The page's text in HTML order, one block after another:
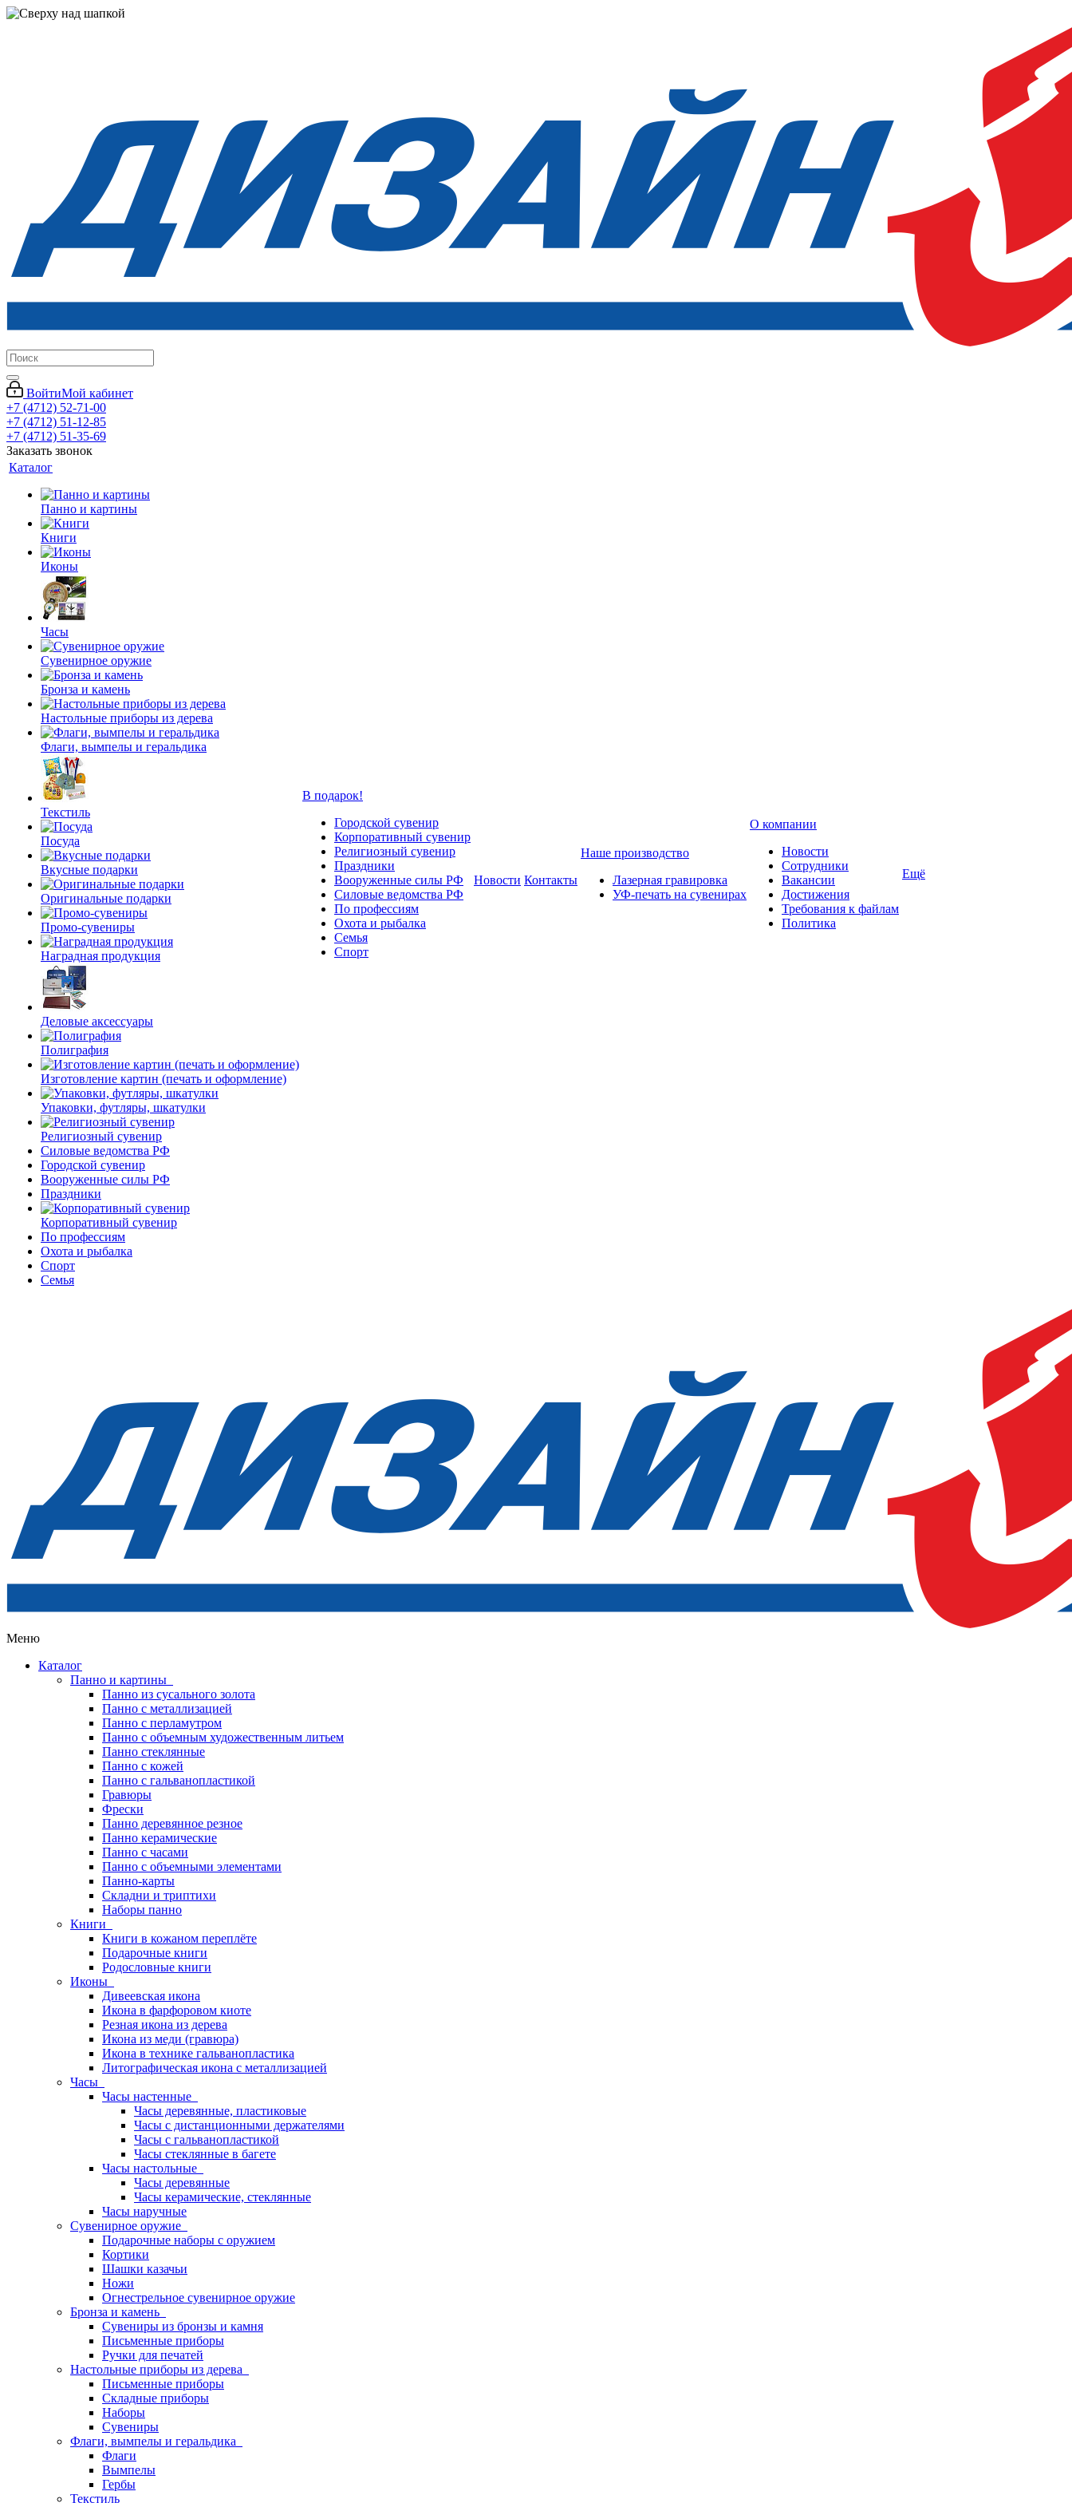
ВойтиМой кабинет
+7 (4712) 52-71-00
+7 (4712) 51-12-85
+7 (4712) 51-35-69
Заказать звонок
Каталог
Панно и картины
Книги
Иконы
Часы
Сувенирное оружие
Бронза и камень
Настольные приборы из дерева
Флаги, вымпелы и геральдика
Текстиль
Посуда
Вкусные подарки
Оригинальные подарки
Промо-сувениры
Наградная продукция
Деловые аксессуары
Полиграфия
Изготовление картин (печать и оформление)
Упаковки, футляры, шкатулки
Религиозный сувенир
Силовые ведомства РФ
Городской сувенир
Вооруженные силы РФ
Праздники
Корпоративный сувенир
По профессиям
Охота и рыбалка
Спорт
Семья
В подарок!
Городской сувенир
Корпоративный сувенир
Религиозный сувенир
Праздники
Вооруженные силы РФ
Силовые ведомства РФ
По профессиям
Охота и рыбалка
Семья
Спорт
Новости Контакты
Наше производство
Лазерная гравировка
УФ-печать на сувенирах
О компании
Новости
Сотрудники
Вакансии
Достижения
Требования к файлам
Политика
Ещё
Меню
Каталог
Панно и картины
Панно из сусального золота
Панно с металлизацией
Панно с перламутром
Панно с объемным художественным литьем
Панно стеклянные
Панно с кожей
Панно с гальванопластикой
Гравюры
Фрески
Панно деревянное резное
Панно керамические
Панно с часами
Панно с объемными элементами
Панно-карты
Складни и триптихи
Наборы панно
Книги
Книги в кожаном переплёте
Подарочные книги
Родословные книги
Иконы
Дивеевская икона
Икона в фарфоровом киоте
Резная икона из дерева
Икона из меди (гравюра)
Икона в технике гальванопластика
Литографическая икона с металлизацией
Часы
Часы настенные
Часы деревянные, пластиковые
Часы с дистанционными держателями
Часы с гальванопластикой
Часы стеклянные в багете
Часы настольные
Часы деревянные
Часы керамические, стеклянные
Часы наручные
Сувенирное оружие
Подарочные наборы с оружием
Кортики
Шашки казачьи
Ножи
Огнестрельное сувенирное оружие
Бронза и камень
Сувениры из бронзы и камня
Письменные приборы
Ручки для печатей
Настольные приборы из дерева
Письменные приборы
Складные приборы
Наборы
Сувениры
Флаги, вымпелы и геральдика
Флаги
Вымпелы
Гербы
Текстиль